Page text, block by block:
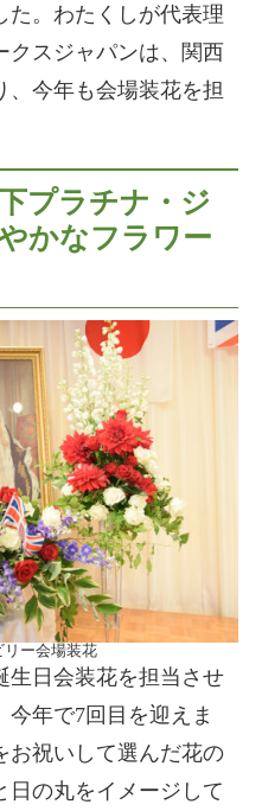
た。わたくしが代表理
クスジャパンは、関西
、今年も会場装花を担
プラチナ・ジ
かなフラワー
リー会場装花
生日会装花を担当させ
年で7回目を迎えま
お祝いして選んだ花の
日の丸をイメージして